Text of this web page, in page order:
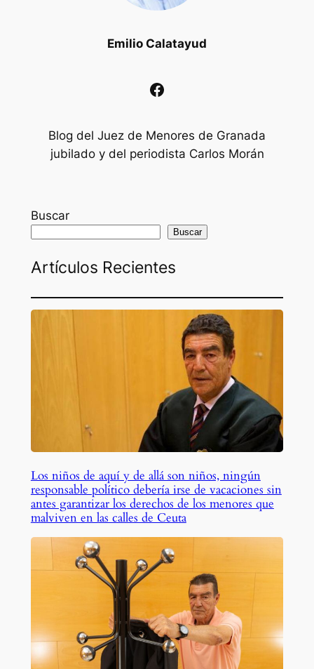
Emilio Calatayud
Facebook
Blog del Juez de Menores de Granada
jubilado y del periodista Carlos Morán
Buscar
Buscar
Artículos Recientes
Los niños de aquí y de allá son niños, ningún
responsable político debería irse de vacaciones sin
antes garantizar los derechos de los menores que
malviven en las calles de Ceuta